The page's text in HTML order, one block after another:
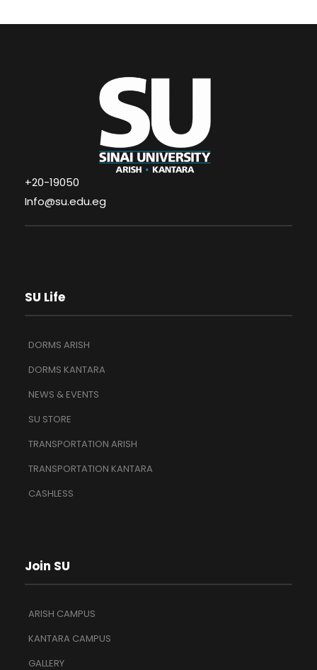
+20-19050
Info@su.edu.eg
SU Life
DORMS ARISH
DORMS KANTARA
NEWS & EVENTS
SU STORE
TRANSPORTATION ARISH
TRANSPORTATION KANTARA
CASHLESS
Join SU
ARISH CAMPUS
KANTARA CAMPUS
GALLERY